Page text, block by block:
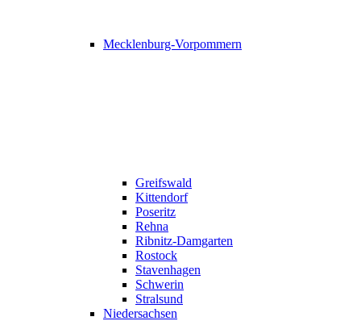
Mecklenburg-Vorpommern
Greifswald
Kittendorf
Poseritz
Rehna
Ribnitz-Damgarten
Rostock
Stavenhagen
Schwerin
Stralsund
Niedersachsen